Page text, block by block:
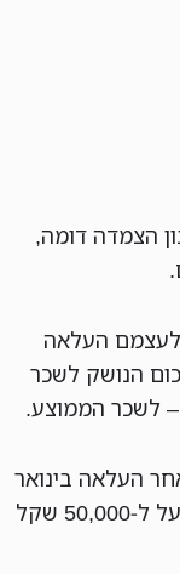
הצמדה דומה,
לעצמם העלאה
שקל בחודש, סכום הנושק לשכר
מ-39,236 ל-44,200 ש"ח. לאחר העלאה בינואר
2019 והעלאה נוספת בינואר הקרוב, יעמוד השכר על מעל ל-50,000 שקל